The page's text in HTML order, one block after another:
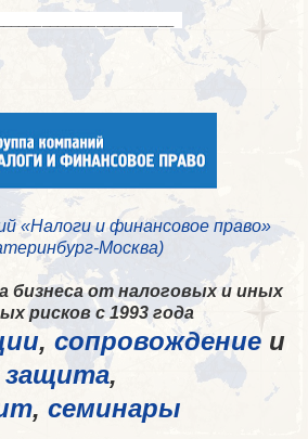
«Налоги и финансовое право»
Москва)
бизнеса от налоговых и иных
рисков с 1993 года
, сопровождениеи
защита,
, семинары